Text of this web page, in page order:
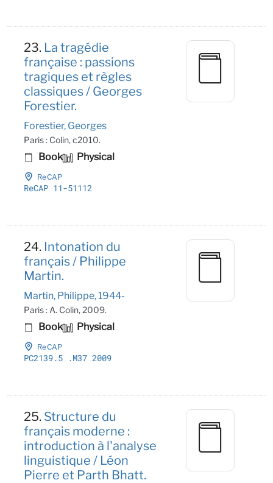
23. La tragédie
française : passions
tragiques et règles
classiques / Georges
Forestier.
Forestier, Georges
Paris : Colin, c2010.
Book Physical
ReCAP
ReCAP 11-51112
24. Intonation du
français / Philippe
Martin.
Martin, Philippe, 1944-
Paris : A. Colin, 2009.
Book Physical
ReCAP
PC2139.5 .M37 2009
25. Structure du
français moderne :
introduction à l'analyse
linguistique / Léon
Pierre et Parth Bhatt.